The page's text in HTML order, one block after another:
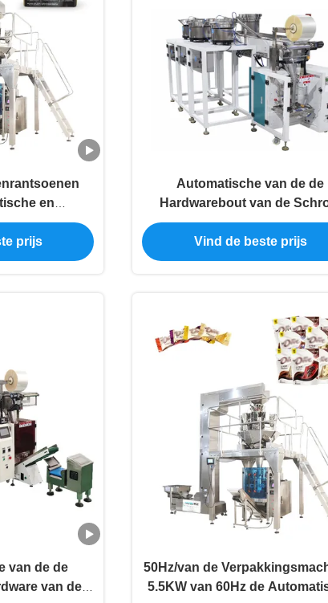
en
in zakken
prijs
Automatische van de de
Hardwarebout van de
Tellende Verpakkende
Verpakkingsmachine 2.5KW
Vind de beste prijs
van de de
van de
50Hz/van de
5.5KW van 60Hz de